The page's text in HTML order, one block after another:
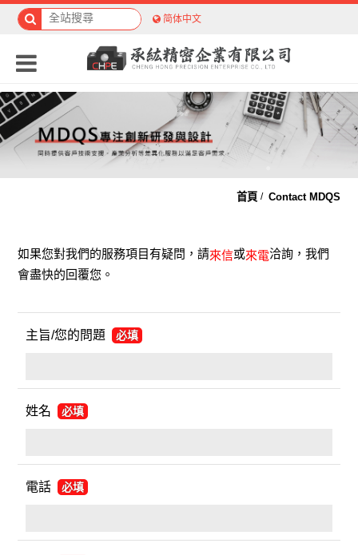
简体中文
首頁 Contact MDQS
如果您對我們的服務項目有疑問，請來信或來電洽詢，我們
會盡快的回覆您。
主旨/您的問題 必填
姓名 必填
電話 必填